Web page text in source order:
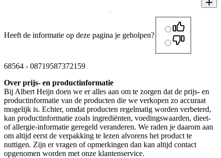
Heeft de informatie op deze pagina je geholpen?
68564 - 08719587372159
Over prijs- en productinformatie
Bij Albert Heijn doen we er alles aan om te zorgen dat de prijs- en
productinformatie van de producten die we verkopen zo accuraat
mogelijk is. Echter, omdat producten regelmatig worden verbeterd,
kan productinformatie zoals ingrediënten, voedingswaarden, dieet-
of allergie-informatie geregeld veranderen. We raden je daarom aan
om altijd eerst de verpakking te lezen alvorens het product te
nuttigen. Zijn er vragen of opmerkingen dan kan altijd contact
opgenomen worden met onze klantenservice.